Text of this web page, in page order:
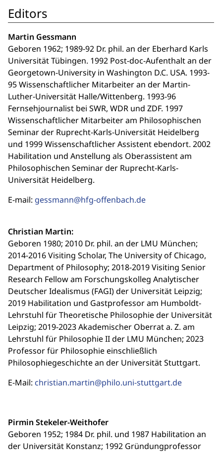
Editors
Martin Gessmann
Geboren 1962; 1989-92 Dr. phil. an der Eberhard Karls
Universität Tübingen. 1992 Post-doc-Aufenthalt an der
Georgetown-University in Washington D.C. USA. 1993-
95 Wissenschaftlicher Mitarbeiter an der Martin-
Luther-Universität Halle/Wittenberg. 1993-96
Fernsehjournalist bei SWR, WDR und ZDF. 1997
Wissenschaftlicher Mitarbeiter am Philosophischen
Seminar der Ruprecht-Karls-Universität Heidelberg
und 1999 Wissenschaftlicher Assistent ebendort. 2002
Habilitation und Anstellung als Oberassistent am
Philosophischen Seminar der Ruprecht-Karls-
Universität Heidelberg.
E-mail: gessmann@hfg-offenbach.de
Christian Martin:
Geboren 1980; 2010 Dr. phil. an der LMU München;
2014-2016 Visiting Scholar, The University of Chicago,
Department of Philosophy; 2018-2019 Visiting Senior
Research Fellow am Forschungskolleg Analytischer
Deutscher Idealismus (FAGI) der Universität Leipzig;
2019 Habilitation und Gastprofessor am Humboldt-
Lehrstuhl für Theoretische Philosophie der Universität
Leipzig; 2019-2023 Akademischer Oberrat a. Z. am
Lehrstuhl für Philosophie II der LMU München; 2023
Professor für Philosophie einschließlich
Philosophiegeschichte an der Universität Stuttgart.
E-Mail: christian.martin@philo.uni-stuttgart.de
Pirmin Stekeler-Weithofer
Geboren 1952; 1984 Dr. phil. und 1987 Habilitation an
der Universität Konstanz; 1992 Gründungprofessor